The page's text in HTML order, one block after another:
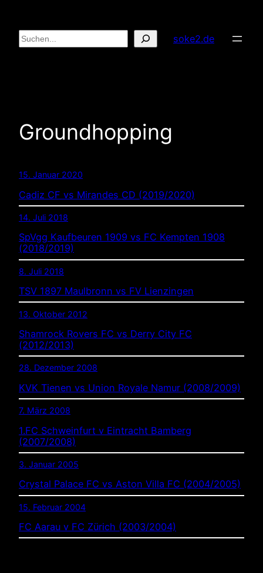
Inhalt
springen
Suchen soke2.de
Groundhopping
15. Januar 2020
Cadiz CF vs Mirandes CD (2019/2020)
14. Juli 2018
SpVgg Kaufbeuren 1909 vs FC Kempten 1908
(2018/2019)
8. Juli 2018
TSV 1897 Maulbronn vs FV Lienzingen
13. Oktober 2012
Shamrock Rovers FC vs Derry City FC
(2012/2013)
28. Dezember 2008
KVK Tienen vs Union Royale Namur (2008/2009)
7. März 2008
1.FC Schweinfurt v Eintracht Bamberg
(2007/2008)
3. Januar 2005
Crystal Palace FC vs Aston Villa FC (2004/2005)
15. Februar 2004
FC Aarau v FC Zürich (2003/2004)